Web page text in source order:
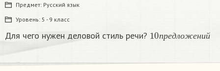
Предмет: Русский язык
Уровень: 5 - 9 класс
Для чего нужен деловой стиль речи? п р е дл о ж е н и й
10 й